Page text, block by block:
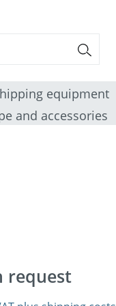
equipment
and accessories
request